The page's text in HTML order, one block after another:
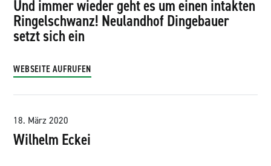
Und immer wieder geht es um einen intakten
Ringelschwanz! Neulandhof Dingebauer
setzt sich ein
WEBSEITE AUFRUFEN
18. März 2020
Wilhelm Eckei